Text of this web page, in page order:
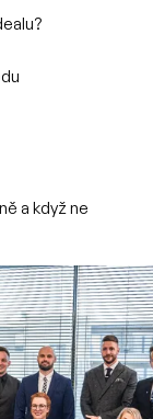
a když ne